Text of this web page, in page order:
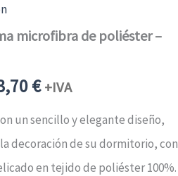
microfibra de poliéster –
€Rango
de
precios:
+IVA
un sencillo y elegante diseño,
decoración de su dormitorio, con
en tejido de poliéster 100%.